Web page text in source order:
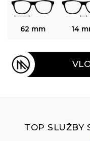
62 mm 14
TOP SLUŽBY